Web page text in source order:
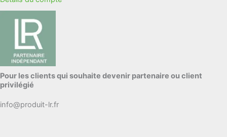
Pour les clients qui souhaite devenir partenaire ou client
privilégié
info@produit-lr.fr